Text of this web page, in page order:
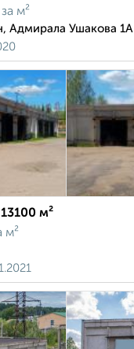
за м²
Адмирала Ушакова 1А
м²
м²